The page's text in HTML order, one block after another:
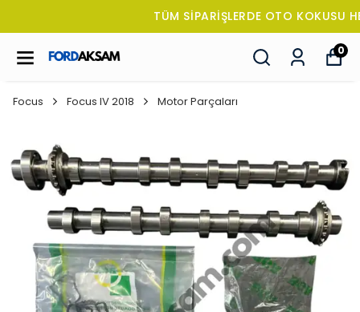
TÜM SİPARİŞLERDE OTO KOKUSU HEDİYE!
0
Focus Focus IV 2018 Motor Parçaları